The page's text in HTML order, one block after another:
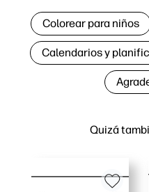
Quizá
Colorear para niños
Calendarios y